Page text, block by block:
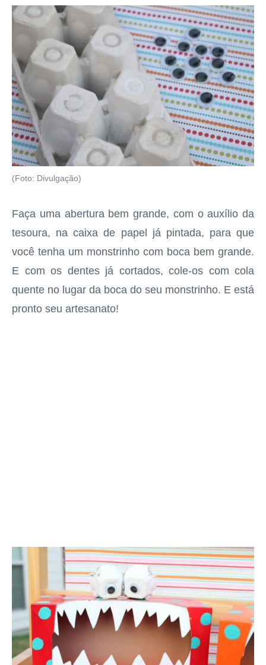
(Foto: Divulgação)
Faça uma abertura bem grande, com o auxílio da
tesoura, na caixa de papel já pintada, para que
você tenha um monstrinho com boca bem grande.
E com os dentes já cortados, cole-os com cola
quente no lugar da boca do seu monstrinho. E está
pronto seu artesanato!